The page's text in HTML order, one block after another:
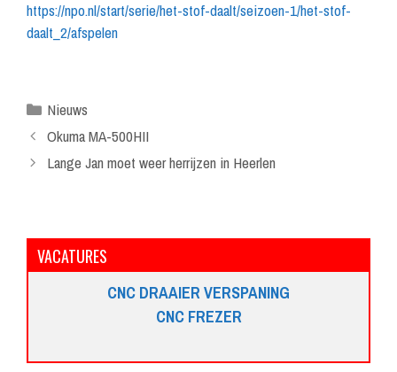
https://npo.nl/start/serie/het-stof-daalt/seizoen-1/het-stof-
daalt_2/afspelen
Categorieën
Nieuws
Okuma MA-500HII
Lange Jan moet weer herrijzen in Heerlen
VACATURES
CNC DRAAIER VERSPANING
CNC FREZER